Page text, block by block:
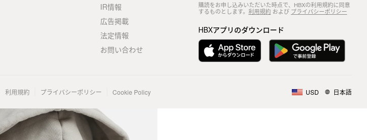
IR情報
広告掲載
法定情報
お問い合わせ
購読をお申し込みいただいた時点で、HBXの利用規約に同意
するものとします。 利用規約および プライバシーポリシー
HBXアプリのダウンロード
利用規約 プライバシーポリシー Cookie Policy USD 日本語